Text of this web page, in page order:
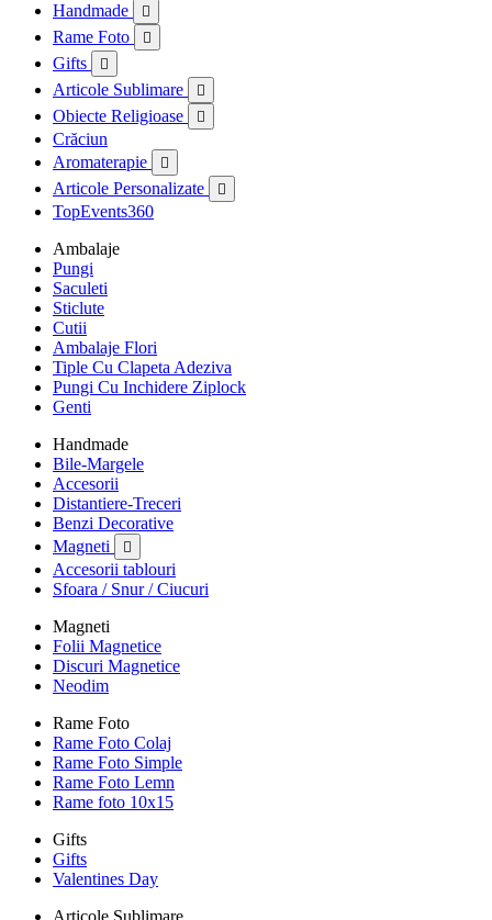
Handmade 
Rame Foto 
Gifts 
Articole Sublimare 
Obiecte Religioase 
Crăciun
Aromaterapie

Articole Personalizate 
TopEvents360
Ambalaje
Pungi
Saculeti
Sticlute
Cutii
Ambalaje Flori
Tiple Cu Clapeta Adeziva
Pungi Cu Inchidere Ziplock
Genti
Handmade
Bile-Margele
Accesorii
Distantiere-Treceri
Benzi Decorative
Magneti

Accesorii tablouri
Sfoara / Snur / Ciucuri
Magneti
Folii Magnetice
Discuri Magnetice
Neodim
Rame Foto
Rame Foto Colaj
Rame Foto Simple
Rame Foto Lemn
Rame foto 10x15
Gifts
Gifts
Valentines Day
Articole Sublimare